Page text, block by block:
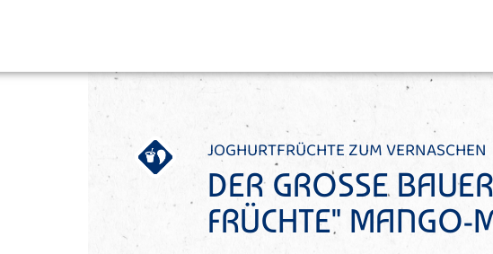
JOGHURTFRÜCHTE ZUM VERNASCHEN
DER GROSSE
FRÜCHTE" MANGO-